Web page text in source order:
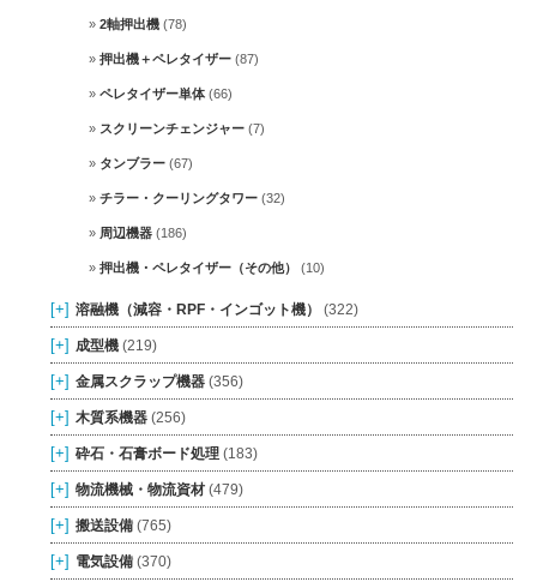
2軸押出機 (78)
押出機＋ペレタイザー (87)
ペレタイザー単体 (66)
スクリーンチェンジャー (7)
タンブラー (67)
チラー・クーリングタワー (32)
周辺機器 (186)
押出機・ペレタイザー（その他） (10)
[+] 溶融機（減容・RPF・インゴット機） (322)
[+] 成型機 (219)
[+] 金属スクラップ機器 (356)
[+] 木質系機器 (256)
[+] 砕石・石膏ボード処理 (183)
[+] 物流機械・物流資材 (479)
[+] 搬送設備 (765)
[+] 電気設備 (370)